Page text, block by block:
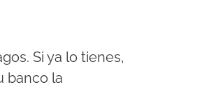
Si ya lo tienes,
banco la